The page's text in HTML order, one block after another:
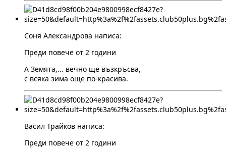
Соня Александрова написа:
Преди повече от 2 години
А Земята,... вечно ще възкръсва,
с всяка зима още по-красива.
Васил Трайков написа:
Преди повече от 2 години